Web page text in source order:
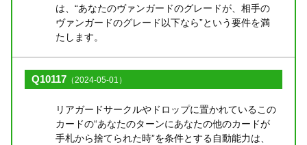
は、“あなたのヴァンガードのグレードが、相手の
ヴァンガードのグレード以下なら”という要件を満
たします。
Q10117 （2024-05-01）
リアガードサークルやドロップに置かれているこの
カードの“あなたのターンにあなたの他のカードが
手札から捨てられた時”を条件とする自動能力は、